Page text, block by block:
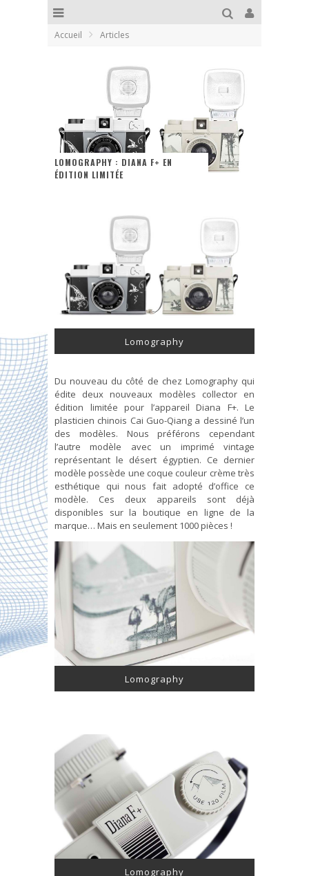
Accueil Articles
LOMOGRAPHY : DIANA F+ EN
ÉDITION LIMITÉE
Lomography
Du nouveau du côté de chez Lomography qui
édite deux nouveaux modèles collector en
édition limitée pour l’appareil Diana F+. Le
plasticien chinois Cai Guo-Qiang a dessiné l’un
des modèles. Nous préférons cependant
l’autre modèle avec un imprimé vintage
représentant le désert égyptien. Ce dernier
modèle possède une coque couleur crème très
esthétique qui nous fait adopté d’office ce
modèle. Ces deux appareils sont déjà
disponibles sur la boutique en ligne de la
marque… Mais en seulement 1000 pièces !
Lomography
Lomography